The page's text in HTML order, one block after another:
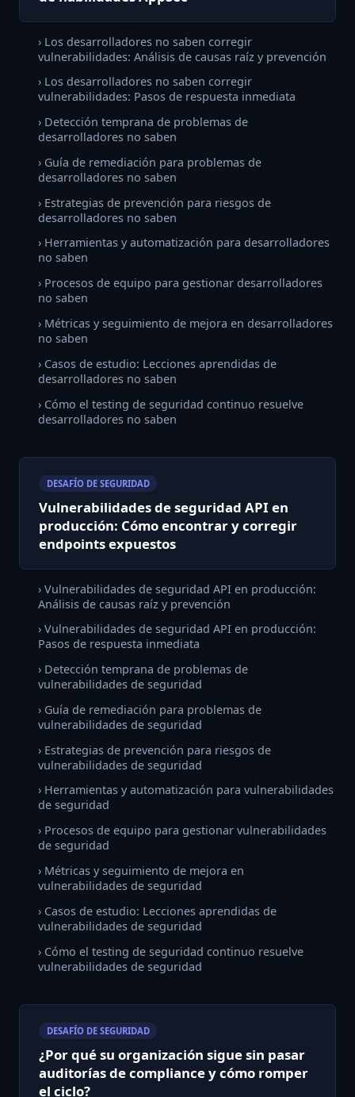
› Los desarrolladores no saben corregir
vulnerabilidades: Análisis de causas raíz y prevención
› Los desarrolladores no saben corregir
vulnerabilidades: Pasos de respuesta inmediata
› Detección temprana de problemas de
desarrolladores no saben
› Guía de remediación para problemas de
desarrolladores no saben
› Estrategias de prevención para riesgos de
desarrolladores no saben
› Herramientas y automatización para desarrolladores
no saben
› Procesos de equipo para gestionar desarrolladores
no saben
› Métricas y seguimiento de mejora en desarrolladores
no saben
› Casos de estudio: Lecciones aprendidas de
desarrolladores no saben
› Cómo el testing de seguridad continuo resuelve
desarrolladores no saben
DESAFÍO DE SEGURIDAD
Vulnerabilidades de seguridad API en
producción: Cómo encontrar y corregir
endpoints expuestos
› Vulnerabilidades de seguridad API en producción:
Análisis de causas raíz y prevención
› Vulnerabilidades de seguridad API en producción:
Pasos de respuesta inmediata
› Detección temprana de problemas de
vulnerabilidades de seguridad
› Guía de remediación para problemas de
vulnerabilidades de seguridad
› Estrategias de prevención para riesgos de
vulnerabilidades de seguridad
› Herramientas y automatización para vulnerabilidades
de seguridad
› Procesos de equipo para gestionar vulnerabilidades
de seguridad
› Métricas y seguimiento de mejora en
vulnerabilidades de seguridad
› Casos de estudio: Lecciones aprendidas de
vulnerabilidades de seguridad
› Cómo el testing de seguridad continuo resuelve
vulnerabilidades de seguridad
DESAFÍO DE SEGURIDAD
¿Por qué su organización sigue sin pasar
auditorías de compliance y cómo romper
el ciclo?